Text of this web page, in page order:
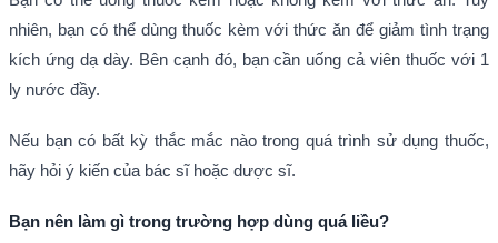
nhiên, bạn có thể dùng thuốc kèm với thức ăn để giảm tình trạng
kích ứng dạ dày. Bên cạnh đó, bạn cần uống cả viên thuốc với 1
ly nước đầy.
Nếu bạn có bất kỳ thắc mắc nào trong quá trình sử dụng thuốc,
hãy hỏi ý kiến của bác sĩ hoặc dược sĩ.
Bạn nên làm gì trong trường hợp dùng quá liều?